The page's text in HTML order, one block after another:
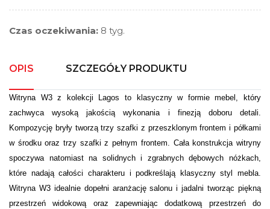
Czas oczekiwania: 8 tyg.
OPIS SZCZEGÓŁY PRODUKTU
Witryna W3 z kolekcji Lagos to klasyczny w formie mebel, który
zachwyca wysoką jakością wykonania i finezją doboru detali.
Kompozycję bryły tworzą trzy szafki z przeszklonym frontem i półkami
w środku oraz trzy szafki z pełnym frontem. Cała konstrukcja witryny
spoczywa natomiast na solidnych i zgrabnych dębowych nóżkach,
które nadają całości charakteru i podkreślają klasyczny styl mebla.
Witryna W3 idealnie dopełni aranżację salonu i jadalni tworząc piękną
przestrzeń widokową oraz zapewniając dodatkową przestrzeń do